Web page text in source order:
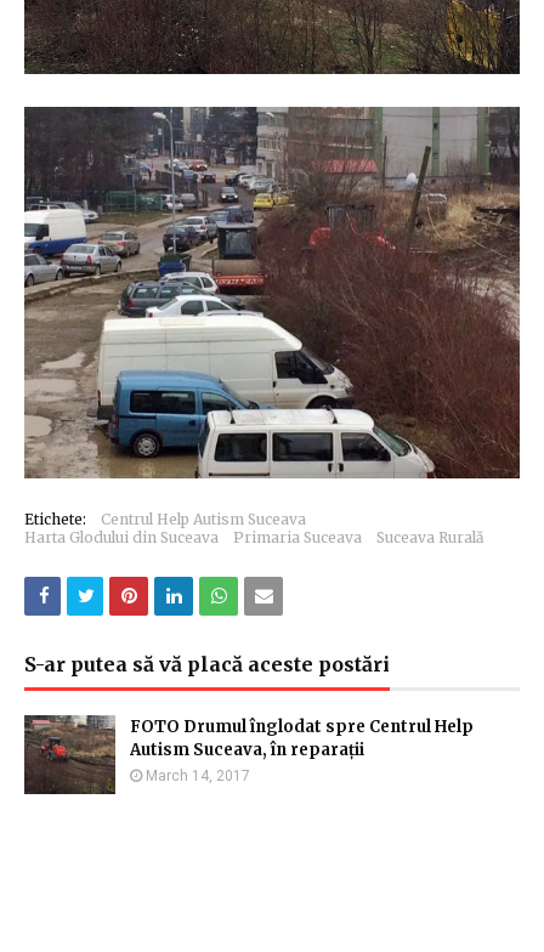
Etichete:
Centrul Help Autism Suceava
Harta Glodului din Suceava
Primaria Suceava Suceava Rurală
S-ar putea să vă placă aceste postări
FOTO Drumul înglodat spre Centrul Help
Autism Suceava, în reparații
March 14, 2017